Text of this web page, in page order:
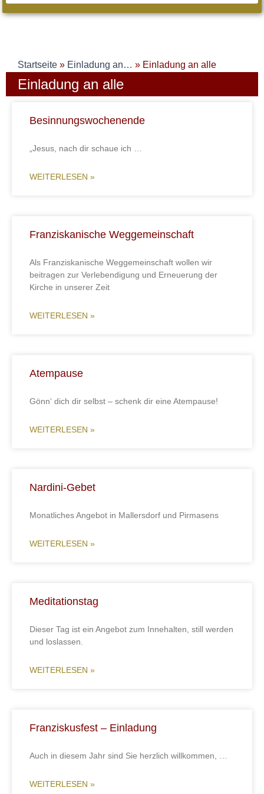
Startseite » Einladung an… » Einladung an alle
Einladung an alle
Besinnungswochenende
„Jesus, nach dir schaue ich …
WEITERLESEN »
Franziskanische Weggemeinschaft
Als Franziskanische Weggemeinschaft wollen wir
beitragen zur Verlebendigung und Erneuerung der
Kirche in unserer Zeit
WEITERLESEN »
Atempause
Gönn‘ dich dir selbst – schenk dir eine Atempause!
WEITERLESEN »
Nardini-Gebet
Monatliches Angebot in Mallersdorf und Pirmasens
WEITERLESEN »
Meditationstag
Dieser Tag ist ein Angebot zum Innehalten, still werden
und loslassen.
WEITERLESEN »
Franziskusfest – Einladung
Auch in diesem Jahr sind Sie herzlich willkommen, …
WEITERLESEN »